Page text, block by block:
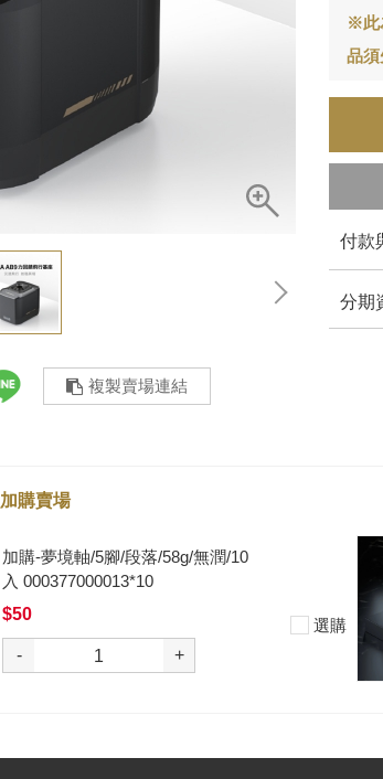
複製賣場連結
※此
品
付款
分期
加購賣場
加購-黑武士軸V2/5腳/段落/62g/無
潤/10入 000377000012*10